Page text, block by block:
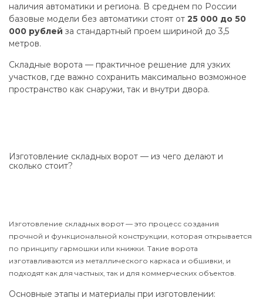
наличия автоматики и региона. В среднем по России
базовые модели без автоматики стоят от 25 000 до 50
000 рублей за стандартный проем шириной до 3,5
метров.
Складные ворота — практичное решение для узких
участков, где важно сохранить максимально возможное
пространство как снаружи, так и внутри двора.
Изготовление складных ворот — из чего делают и
сколько стоит?
Изготовление складных ворот — это процесс создания
прочной и функциональной конструкции, которая открывается
по принципу гармошки или книжки. Такие ворота
изготавливаются из металлического каркаса и обшивки, и
подходят как для частных, так и для коммерческих объектов.
Основные этапы и материалы при изготовлении: